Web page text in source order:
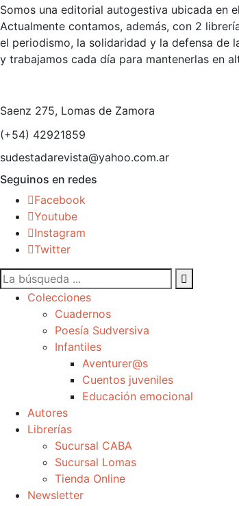
Somos una editorial autogestiva ubicada en
Actualmente contamos, además, con 2
el periodismo, la solidaridad y la defensa de
y trabajamos cada día para mantenerlas en
Saenz 275, Lomas de Zamora
(+54) 42921859
sudestadarevista@yahoo.com.ar
Seguinos en redes
Facebook
Youtube
Instagram
Twitter
Colecciones
Cuadernos
Poesía Sudversiva
Infantiles
Aventurer@s
Cuentos juveniles
Educación emocional
Autores
Librerías
Sucursal CABA
Sucursal Lomas
Tienda Online
Newsletter